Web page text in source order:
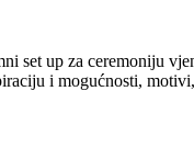
up za ceremoniju
i mogućnosti,